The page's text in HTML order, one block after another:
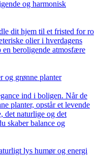
og harmonisk
dit hjem til et fristed for ro
olier i hverdagens
beroligende atmosfære
og grønne planter
ind i boligen. Når de
planter, opstår et levende
det naturlige og det
skaber balance og
lys humør og energi